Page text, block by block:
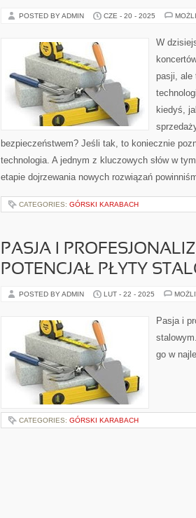
POSTED BY ADMIN CZE - 20 - 2025
W
pasji, ale
kiedyś,
bezpieczeństwem? Jeśli tak, to koniecznie
technologia. A jednym z kluczowych słów w
etapie dojrzewania nowych rozwiązań
CATEGORIES: GÓRSKI KARABACH
PASJA I
POTENCJAŁ PŁYTY
POSTED BY ADMIN LUT - 22 - 2025
Pasja i
go w
CATEGORIES: GÓRSKI KARABACH